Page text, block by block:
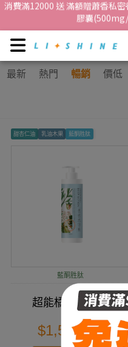
身體保養 | 李享家，閃耀你的
首購消費滿600享免運，
最新 熱門 暢銷 價低
甜杏仁油 乳油木果 藍酮胜肽
藍酮胜肽
超能橘身體乳液
$1,510 $1,610